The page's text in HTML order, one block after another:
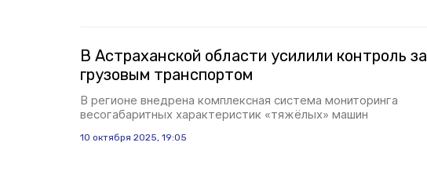
В Астраханской области усилили контроль за
грузовым транспортом
В регионе внедрена комплексная система мониторинга
весогабаритных характеристик «тяжёлых» машин
10 октября 2025, 19:05